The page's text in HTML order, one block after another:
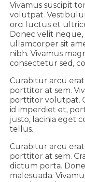
Vivamus suscipit
volutpat.
orci luctus et
Donec velit
ullamcorper sit
nibh. Vivamus
consectetur sed,
Curabitur arcu
porttitor at sem.
porttitor volutpat.
id imperdiet et,
justo, lacinia eget
tellus.
Curabitur arcu
porttitor at sem.
dictum porta.
malesuada.